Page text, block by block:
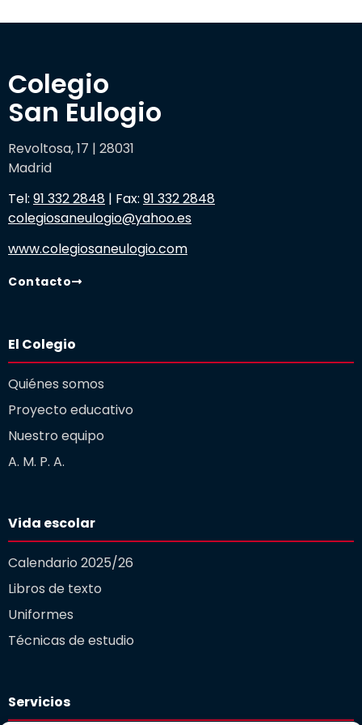
Colegio
San Eulogio
Revoltosa, 17 | 28031
Madrid
Tel: 91 332 2848 | Fax: 91 332 2848
colegiosaneulogio@yahoo.es
www.colegiosaneulogio.com
Contacto
El Colegio
Quiénes somos
Proyecto educativo
Nuestro equipo
A. M. P. A.
Vida escolar
Calendario 2025/26
Libros de texto
Uniformes
Técnicas de estudio
Servicios